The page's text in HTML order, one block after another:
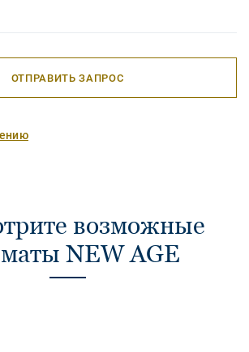
ОТПРАВИТЬ ЗАПРОС
возможные
NEW AGE